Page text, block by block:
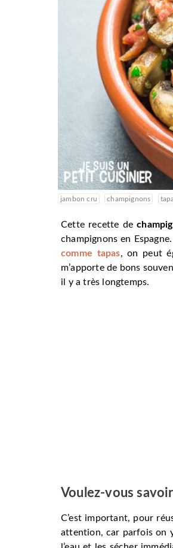
jambon cru champignons
Cette recette de
champignons en
comme tapas, on peut
m’apporte de bons
il y a très longtemps.
Voulez-vous
C’est important, pour
attention, car parfois on